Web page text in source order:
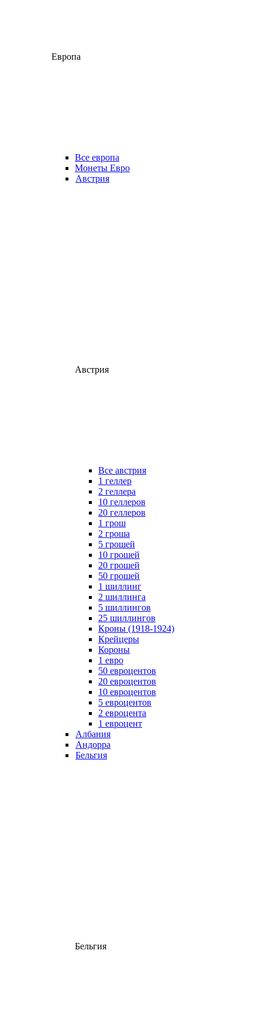
Европа
Все европа
Монеты Евро
Австрия
Австрия
Все австрия
1 геллер
2 геллера
10 геллеров
20 геллеров
1 грош
2 гроша
5 грошей
10 грошей
20 грошей
50 грошей
1 шиллинг
2 шиллинга
5 шиллингов
25 шиллингов
Кроны (1918-1924)
Крейцеры
Короны
1 евро
50 евроцентов
20 евроцентов
10 евроцентов
5 евроцентов
2 евроцента
1 евроцент
Албания
Андорра
Бельгия
Бельгия